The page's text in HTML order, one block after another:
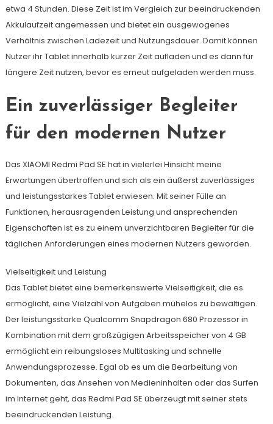
etwa 4 Stunden. Diese Zeit ist im Vergleich zur beeindruckenden
Akkulaufzeit angemessen und bietet ein ausgewogenes
Verhältnis zwischen Ladezeit und Nutzungsdauer. Damit können
Nutzer ihr Tablet innerhalb kurzer Zeit aufladen und es dann für
längere Zeit nutzen, bevor es erneut aufgeladen werden muss.
Ein zuverlässiger Begleiter
für den modernen Nutzer
Das XIAOMI Redmi Pad SE hat in vielerlei Hinsicht meine
Erwartungen übertroffen und sich als ein äußerst zuverlässiges
und leistungsstarkes Tablet erwiesen. Mit seiner Fülle an
Funktionen, herausragenden Leistung und ansprechenden
Eigenschaften ist es zu einem unverzichtbaren Begleiter für die
täglichen Anforderungen eines modernen Nutzers geworden.
Vielseitigkeit und Leistung
Das Tablet bietet eine bemerkenswerte Vielseitigkeit, die es
ermöglicht, eine Vielzahl von Aufgaben mühelos zu bewältigen.
Der leistungsstarke Qualcomm Snapdragon 680 Prozessor in
Kombination mit dem großzügigen Arbeitsspeicher von 4 GB
ermöglicht ein reibungsloses Multitasking und schnelle
Anwendungsprozesse. Egal ob es um die Bearbeitung von
Dokumenten, das Ansehen von Medieninhalten oder das Surfen
im Internet geht, das Redmi Pad SE überzeugt mit seiner stets
beeindruckenden Leistung.